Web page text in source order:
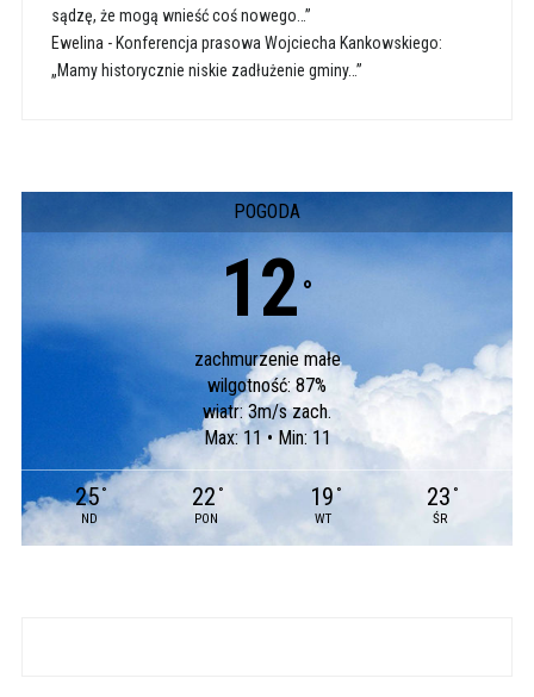
sądzę, że mogą wnieść coś nowego…”
Ewelina - Konferencja prasowa Wojciecha Kankowskiego:
„Mamy historycznie niskie zadłużenie gminy…”
POGODA
12 °
zachmurzenie małe
wilgotność: 87%
wiatr: 3m/s zach.
Max: 11 • Min: 11
25 °
ND
22 °
PON
19 °
WT
23 °
ŚR